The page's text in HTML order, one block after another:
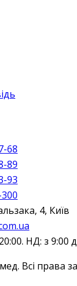
68
89
93
4, Київ
НД: з 9:00
Всі права